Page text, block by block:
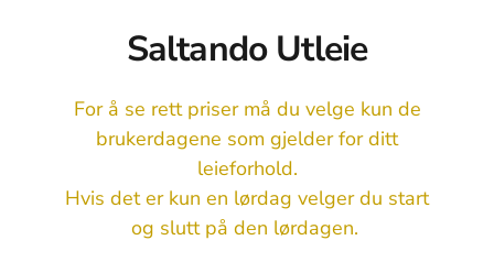
Saltando Utleie
For å se rett priser må du velge kun de
brukerdagene som gjelder for ditt
leieforhold.
Hvis det er kun en lørdag velger du start
og slutt på den lørdagen.